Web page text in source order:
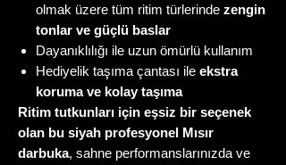
olmak üzere tüm ritim türlerinde zengin
tonlar ve güçlü baslar
Dayanıklılığı ile uzun ömürlü kullanım
Hediyelik taşıma çantası ile ekstra
koruma ve kolay taşıma
Ritim tutkunları için eşsiz bir seçenek
olan bu siyah profesyonel Mısır
darbuka, sahne performanslarınızda ve